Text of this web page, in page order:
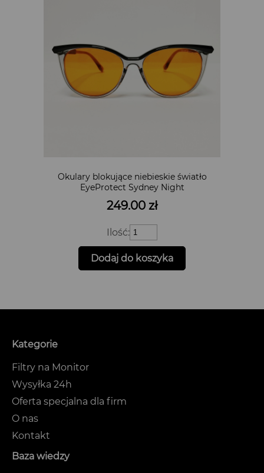
Okulary blokujące niebieskie światło
EyeProtect Sydney Night
249.00 zł
Ilość:ilość
Okulary
blokujące
niebieskie
światło
Night
Dodaj do koszyka
Kategorie
Filtry na Monitor
Wysyłka 24h
Oferta specjalna dla firm
O nas
Kontakt
Baza wiedzy